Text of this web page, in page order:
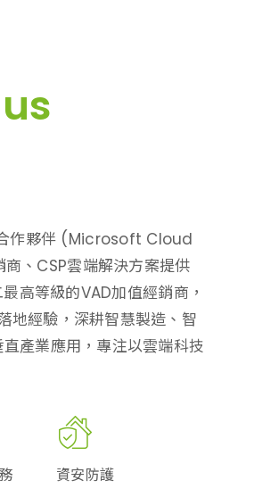
作夥伴 (Microsoft Cloud
、CSP雲端解決方案提供
高等級的VAD加值經銷商，
地經驗，深耕智慧製造、智
產業應用，專注以雲端科技
資安防護